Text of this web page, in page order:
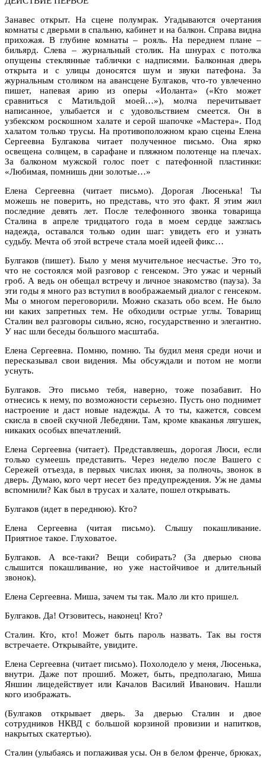
Занавес открыт. На сцене полумрак. Угадываются очертания
комнаты с дверьми в спальню, кабинет и на балкон. Справа видна
прихожая. В глубине комнаты – рояль. На переднем плане –
бильярд. Слева – журнальный столик. На шнурах с потолка
опущены стеклянные таблички с надписями. Балконная дверь
открыта и с улицы доносятся шум и звуки патефона. За
журнальным столиком на авансцене Булгаков, что-то увлеченно
пишет, напевая арию из оперы «Иоланта» («Кто может
сравниться с Матильдой моей…»), молча перечитывает
написанное, улыбается и с удовольствием смеется. Он в
узбекском роскошном халате и серой шапочке «Мастера». Под
халатом только трусы. На противоположном краю сцены Елена
Сергеевна Булгакова читает полученное письмо. Она ярко
освещена солнцем, в сарафане и пляжном полотенце на плечах.
За балконом мужской голос поет с патефонной пластинки:
«Любимая, помнишь дни золотые…»
Елена Сергеевна (читает письмо). Дорогая Люсенька! Ты
можешь не поверить, но представь, что это факт. Я этим жил
последние девять лет. После телефонного звонка товарища
Сталина в апреле тридцатого года в моем сердце зажглась
надежда, оставался только один шаг: увидеть его и узнать
судьбу. Мечта об этой встрече стала моей идеей фикс…
Булгаков (пишет). Было у меня мучительное несчастье. Это то,
что не состоялся мой разговор с генсеком. Это ужас и черный
гроб. А ведь он обещал встречу и личное знакомство (пауза). За
эти годы я много раз вступил в воображаемый диалог с генсеком.
Мы о многом переговорили. Можно сказать обо всем. Не было
ни каких запретных тем. Не обходили острые углы. Товарищ
Сталин вел разговоры сильно, ясно, государственно и элегантно.
У нас шли беседы большого масштаба.
Елена Сергеевна. Помню, помню. Ты будил меня среди ночи и
пересказывал свои видения. Мы обсуждали и потом не могли
уснуть.
Булгаков. Это письмо тебя, наверно, тоже позабавит. Но
отнесись к нему, по возможности серьезно. Пусть оно поднимет
настроение и даст новые надежды. А то ты, кажется, совсем
скисла в своей скучной Лебедяни. Там, кроме кваканья лягушек,
никаких особых впечатлений.
Елена Сергеевна (читает). Представляешь, дорогая Люси, если
только сумеешь представить. Через неделю после Вашего с
Сережей отъезда, в первых числах июня, за полночь, звонок в
дверь. Думаю, кого черт несет без предупреждения. Уж не дамы
вспомнили? Как был в трусах и халате, пошел открывать.
Булгаков (идет в переднюю). Кто?
Елена Сергеевна (читая письмо). Слышу покашливание.
Приятное такое. Глуховатое.
Булгаков. А все-таки? Вещи собирать? (За дверью снова
слышится покашливание, но уже настойчивое и длительный
звонок).
Елена Сергеевна. Миша, зачем ты так. Мало ли кто пришел.
Булгаков. Да! Отзовитесь, наконец! Кто?
Сталин. Кто, кто! Может быть пароль назвать. Так вы гостя
встречаете. Открывайте, увидите.
Елена Сергеевна (читает письмо). Похолодело у меня, Люсенька,
внутри. Даже пот прошиб. Может, быть, предполагаю, Миша
Яншин лицедействует или Качалов Василий Иванович. Нашли
кого изображать.
(Булгаков открывает дверь. За дверью Сталин и двое
сотрудников НКВД с большой корзиной провизии и напитков,
накрытых скатертью).
Сталин (улыбаясь и поглаживая усы. Он в белом френче, брюках,